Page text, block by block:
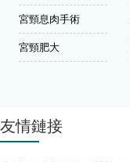
宮頸息肉手術
宮頸肥大
友情鏈接